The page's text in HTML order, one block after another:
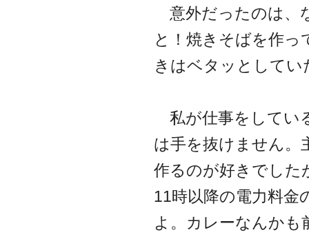
意外だったのは、
と！焼きそばを作
きはベタッとして
私が仕事をしてい
は手を抜けません。
作るのが好きでした
11時以降の電力料金
よ。カレーなんかも